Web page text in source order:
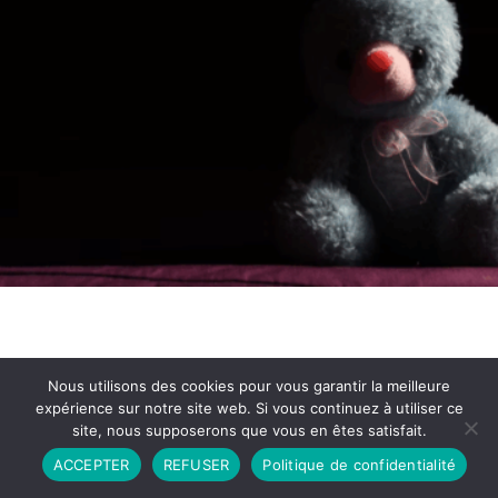
Partenariat Contact
Politique de Confidentialité
CGU
Copyright © 2026 - Propulsé par DIEUDUDIABLE
Nous utilisons des cookies pour vous garantir la meilleure
expérience sur notre site web. Si vous continuez à utiliser ce
site, nous supposerons que vous en êtes satisfait.
ACCEPTER
REFUSER Politique de confidentialité